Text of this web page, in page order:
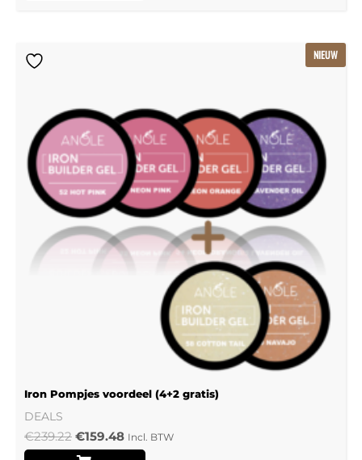
NIEUW
Iron Pompjes voordeel (4+2 gratis)
DEALS
€239.22 €159.48 Incl. BTW